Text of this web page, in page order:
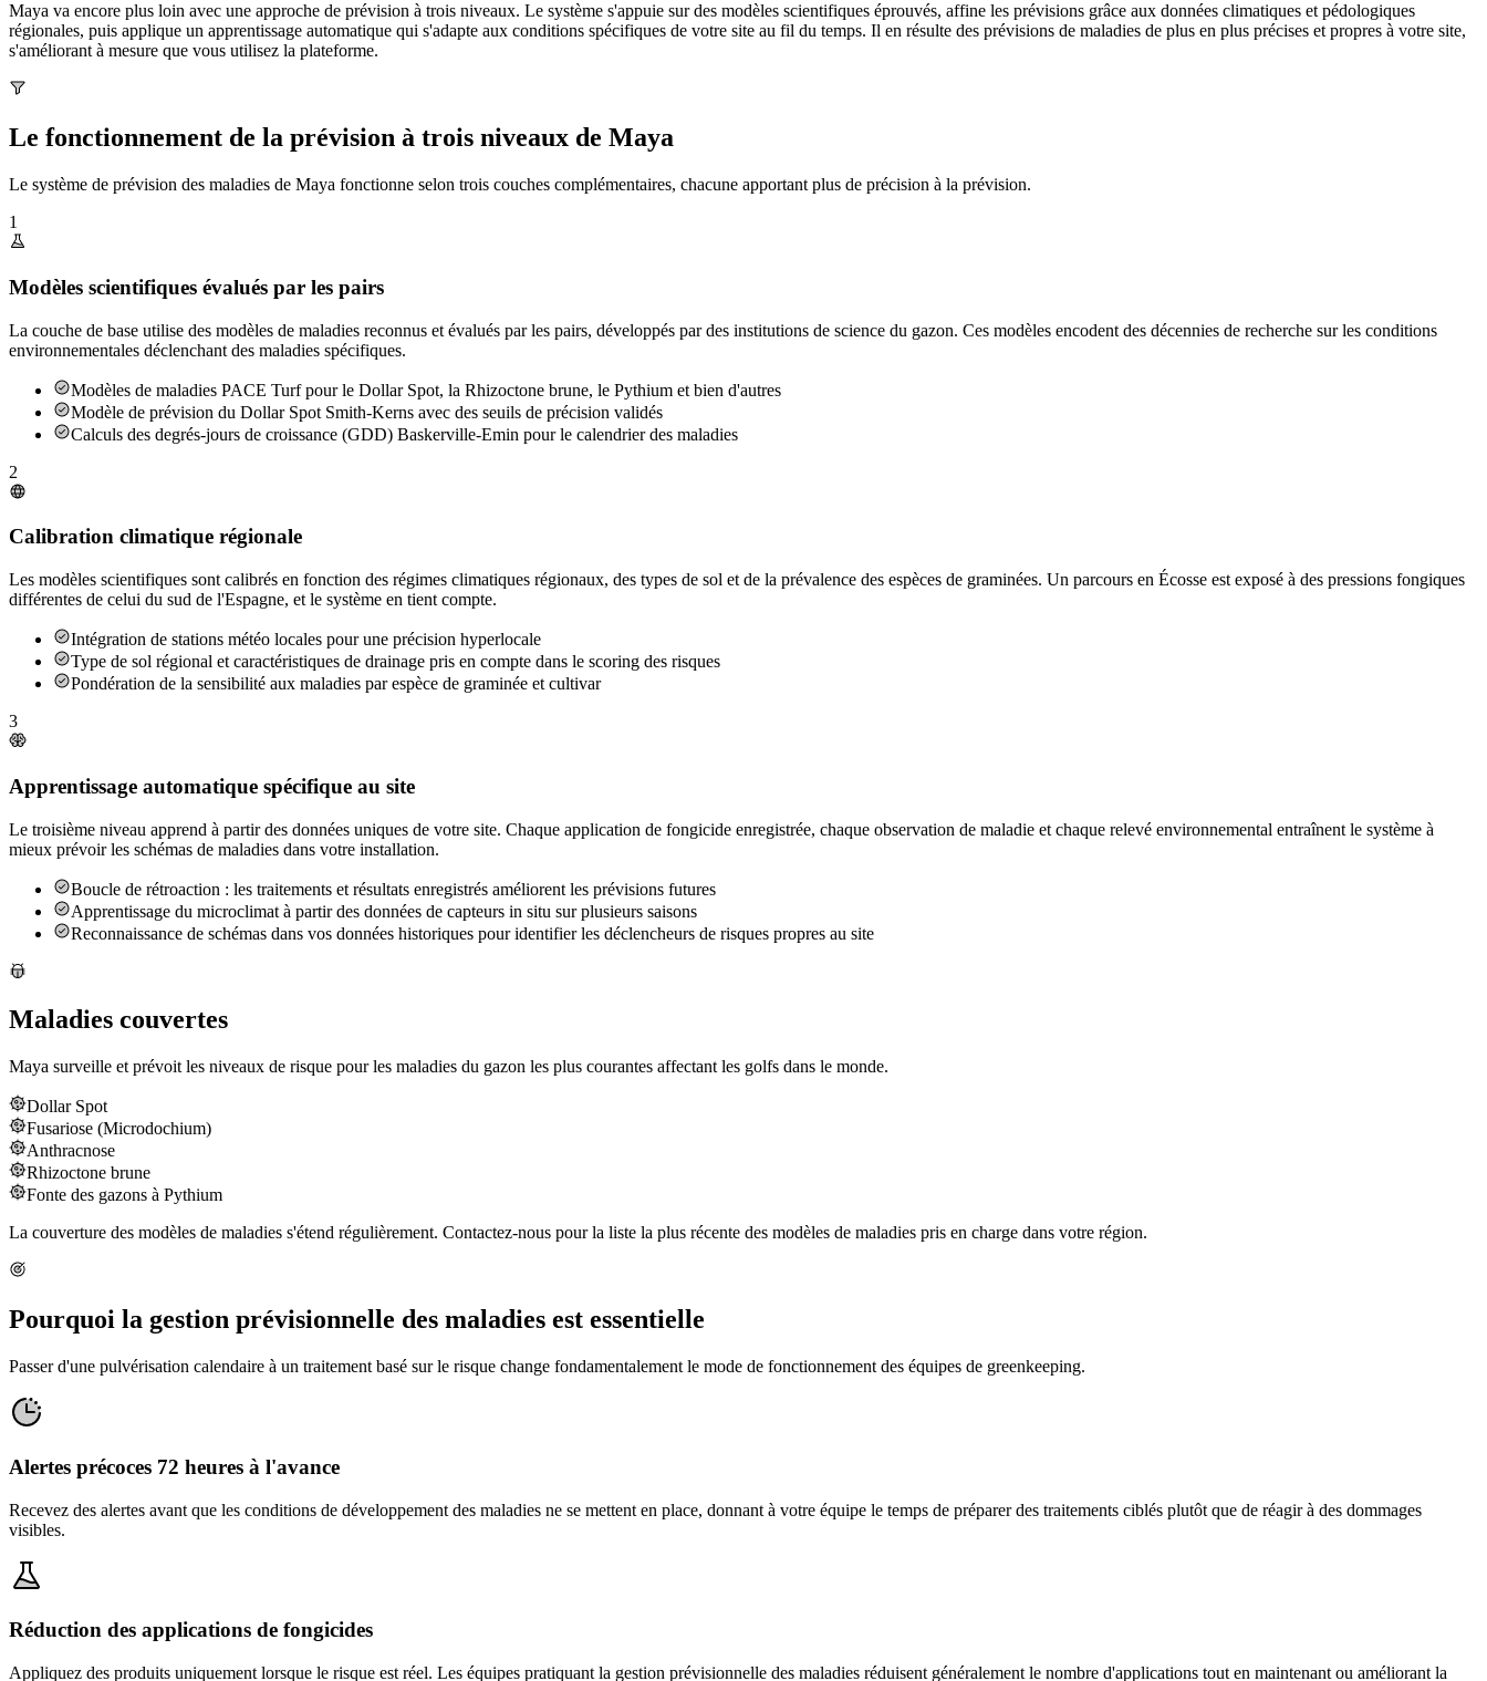
Maya va encore plus loin avec une approche de prévision à trois niveaux. Le système s'appuie sur des modèles scientifiques éprouvés, affine les prévisions grâce aux données climatiques et pédologiques
régionales, puis applique un apprentissage automatique qui s'adapte aux conditions spécifiques de votre site au fil du temps. Il en résulte des prévisions de maladies de plus en plus précises et propres à votre site,
s'améliorant à mesure que vous utilisez la plateforme.
Le fonctionnement de la prévision à trois niveaux de Maya
Le système de prévision des maladies de Maya fonctionne selon trois couches complémentaires, chacune apportant plus de précision à la prévision.
1
Modèles scientifiques évalués par les pairs
La couche de base utilise des modèles de maladies reconnus et évalués par les pairs, développés par des institutions de science du gazon. Ces modèles encodent des décennies de recherche sur les conditions
environnementales déclenchant des maladies spécifiques.
Modèles de maladies PACE Turf pour le Dollar Spot, la Rhizoctone brune, le Pythium et bien d'autres
Modèle de prévision du Dollar Spot Smith-Kerns avec des seuils de précision validés
Calculs des degrés-jours de croissance (GDD) Baskerville-Emin pour le calendrier des maladies
2
Calibration climatique régionale
Les modèles scientifiques sont calibrés en fonction des régimes climatiques régionaux, des types de sol et de la prévalence des espèces de graminées. Un parcours en Écosse est exposé à des pressions fongiques
différentes de celui du sud de l'Espagne, et le système en tient compte.
Intégration de stations météo locales pour une précision hyperlocale
Type de sol régional et caractéristiques de drainage pris en compte dans le scoring des risques
Pondération de la sensibilité aux maladies par espèce de graminée et cultivar
3
Apprentissage automatique spécifique au site
Le troisième niveau apprend à partir des données uniques de votre site. Chaque application de fongicide enregistrée, chaque observation de maladie et chaque relevé environnemental entraînent le système à
mieux prévoir les schémas de maladies dans votre installation.
Boucle de rétroaction : les traitements et résultats enregistrés améliorent les prévisions futures
Apprentissage du microclimat à partir des données de capteurs in situ sur plusieurs saisons
Reconnaissance de schémas dans vos données historiques pour identifier les déclencheurs de risques propres au site
Maladies couvertes
Maya surveille et prévoit les niveaux de risque pour les maladies du gazon les plus courantes affectant les golfs dans le monde.
Dollar Spot
Fusariose (Microdochium)
Anthracnose
Rhizoctone brune
Fonte des gazons à Pythium
La couverture des modèles de maladies s'étend régulièrement. Contactez-nous pour la liste la plus récente des modèles de maladies pris en charge dans votre région.
Pourquoi la gestion prévisionnelle des maladies est essentielle
Passer d'une pulvérisation calendaire à un traitement basé sur le risque change fondamentalement le mode de fonctionnement des équipes de greenkeeping.
Alertes précoces 72 heures à l'avance
Recevez des alertes avant que les conditions de développement des maladies ne se mettent en place, donnant à votre équipe le temps de préparer des traitements ciblés plutôt que de réagir à des dommages
visibles.
Réduction des applications de fongicides
Appliquez des produits uniquement lorsque le risque est réel. Les équipes pratiquant la gestion prévisionnelle des maladies réduisent généralement le nombre d'applications tout en maintenant ou améliorant la